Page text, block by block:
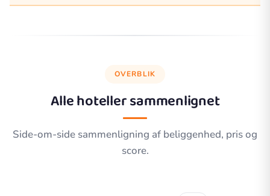
OVERBLIK
Alle hoteller sammenlignet
Side-om-side sammenligning af beliggenhed, pris og
score.